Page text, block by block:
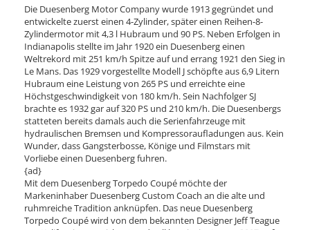
Die Duesenberg Motor Company wurde 1913 gegründet und
entwickelte zuerst einen 4-Zylinder, später einen Reihen-8-
Zylindermotor mit 4,3 l Hubraum und 90 PS. Neben Erfolgen in
Indianapolis stellte im Jahr 1920 ein Duesenberg einen
Weltrekord mit 251 km/h Spitze auf und errang 1921 den Sieg in
Le Mans. Das 1929 vorgestellte Modell J schöpfte aus 6,9 Litern
Hubraum eine Leistung von 265 PS und erreichte eine
Höchstgeschwindigkeit von 180 km/h. Sein Nachfolger SJ
brachte es 1932 gar auf 320 PS und 210 km/h. Die Duesenbergs
statteten bereits damals auch die Serienfahrzeuge mit
hydraulischen Bremsen und Kompressoraufladungen aus. Kein
Wunder, dass Gangsterbosse, Könige und Filmstars mit
Vorliebe einen Duesenberg fuhren.
{ad}
Mit dem Duesenberg Torpedo Coupé möchte der
Markeninhaber Duesenberg Custom Coach an die alte und
ruhmreiche Tradition anknüpfen. Das neue Duesenberg
Torpedo Coupé wird von dem bekannten Designer Jeff Teague